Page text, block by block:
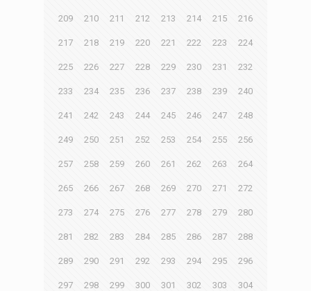
209 210 211 212 213 214 215 216
217 218 219 220 221 222 223 224
225 226 227 228 229 230 231 232
233 234 235 236 237 238 239 240
241 242 243 244 245 246 247 248
249 250 251 252 253 254 255 256
257 258 259 260 261 262 263 264
265 266 267 268 269 270 271 272
273 274 275 276 277 278 279 280
281 282 283 284 285 286 287 288
289 290 291 292 293 294 295 296
297 298 299 300 301 302 303 304